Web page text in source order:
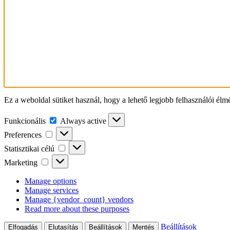
Ez a weboldal sütiket használ, hogy a lehető legjobb felhasználói
Funkcionális Funkcionális
Always active
Preferences
Preferences
Statisztikai célú
Statisztikai
célú
Marketing
Marketing
Manage options
Manage services
Manage {vendor_count} vendors
Read more about these purposes
Elfogadás Elutasítás Beállítások Mentés Beállítások